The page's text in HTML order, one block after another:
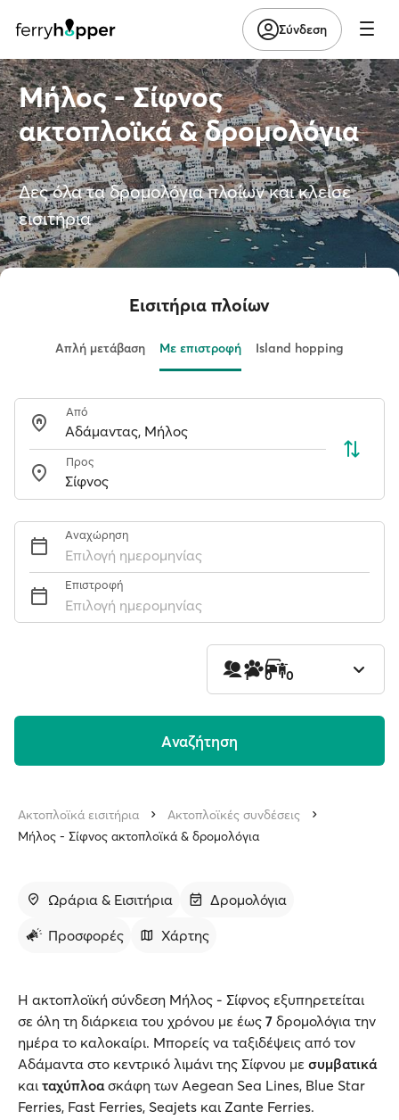
Σύνδεση
Μήλος - Σίφνος
ακτοπλοϊκά & δρομολόγια
Δες όλα τα δρομολόγια πλοίων και κλείσε
εισιτήρια
Εισιτήρια πλοίων
Απλή μετάβαση Με επιστροφή Island hopping
Από
Προς
Αναχώρηση
Επιλογή ημερομηνίας
Επιστροφή
Επιλογή ημερομηνίας
1 0 0
Aναζήτηση
Ακτοπλοϊκά εισιτήρια
Ακτοπλοϊκές συνδέσεις
Μήλος - Σίφνος ακτοπλοϊκά & δρομολόγια
Ωράρια & Εισιτήρια
Δρομολόγια
Προσφορές
Χάρτης
Η ακτοπλοϊκή σύνδεση Μήλος - Σίφνος εξυπηρετείται
σε όλη τη διάρκεια του χρόνου με έως 7 δρομολόγια την
ημέρα το καλοκαίρι. Μπορείς να ταξιδέψεις από τον
Αδάμαντα στο κεντρικό λιμάνι της Σίφνου με συμβατικά
και ταχύπλοασκάφη των Aegean Sea Lines, Blue Star
Ferries, Fast Ferries, Seajets και Zante Ferries.